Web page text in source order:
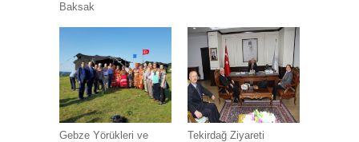
Baksak
Gebze Yörükleri ve
Tekirdağ Ziyareti